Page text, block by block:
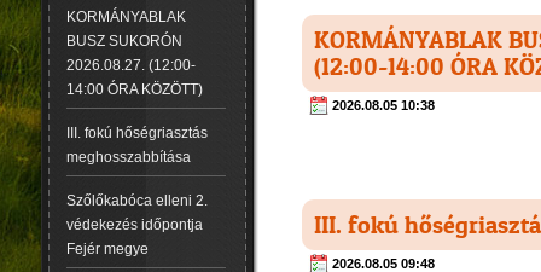
KORMÁNYABLAK
BUSZ SUKORÓN
2026.08.27. (12:00-
14:00 ÓRA KÖZÖTT)
III. fokú hőségriasztás
meghosszabbítása
Szőlőkabóca elleni 2.
védekezés időpontja
Fejér megye
KORMÁNYABLAK
(12:00-14:00 ÓRA
2026.08.05 10:38
III. fokú
2026.08.05 09:48